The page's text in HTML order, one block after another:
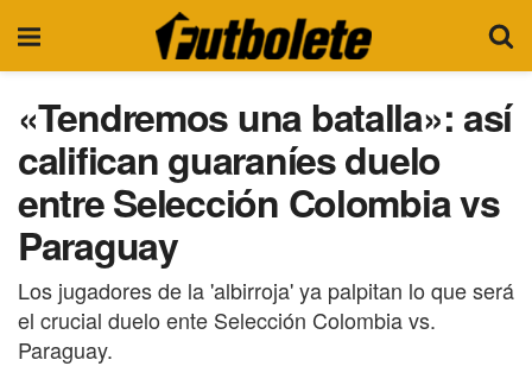
«Tendremos una batalla»: así
califican guaraníes duelo
entre Selección Colombia vs
Paraguay
Los jugadores de la 'albirroja' ya palpitan lo que será
el crucial duelo ente Selección Colombia vs.
Paraguay.